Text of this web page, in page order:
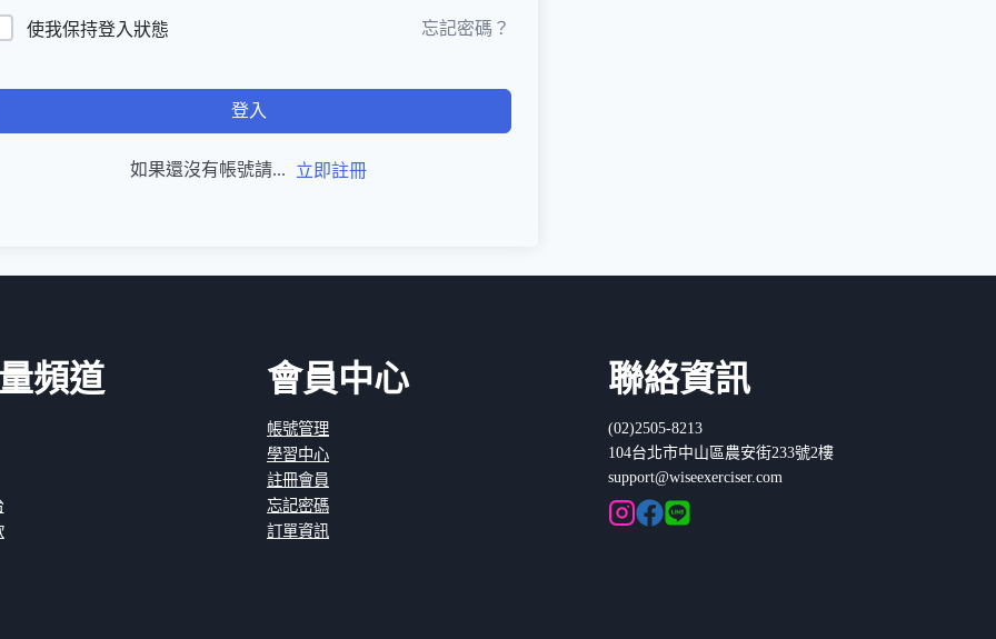
使我保持登入狀態 忘記密碼？
登入
如果還沒有帳號請... 立即註冊
頻道 會員中心
帳號管理
學習中心
註冊會員
忘記密碼
訂單資訊
聯絡資訊
(02)2505-8213
104台北市中山區農安街233號2樓
support@wiseexerciser.com